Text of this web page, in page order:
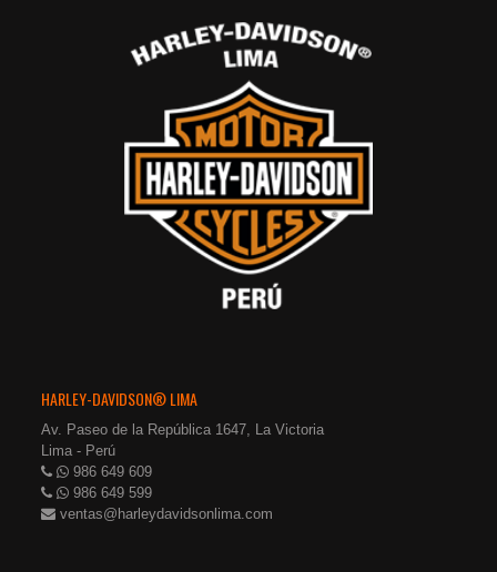
HARLEY-DAVIDSON® LIMA
Av. Paseo de la República 1647, La Victoria
Lima - Perú
986 649 609
986 649 599
ventas@harleydavidsonlima.com